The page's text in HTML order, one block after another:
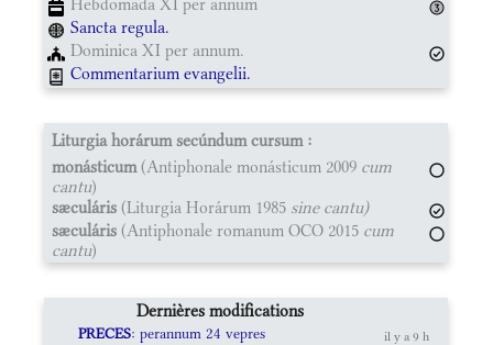
Sancta regula.
Dominica XI per annum.
Commentarium evangelii.
Liturgia horárum secúndum cursum :
monásticum(Antiphonale monásticum 2009 cum
cantu)
sæculáris (Liturgia Horárum 1985 sine cantu)
sæculáris (Antiphonale romanum OCO 2015 cum
cantu)
Dernières modifications
PRECES: perannum 24 vepres il y a 9 h